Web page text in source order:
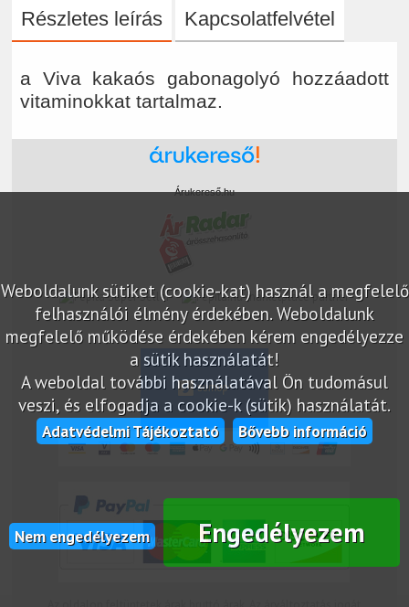
Részletes leírás Kapcsolatfelvétel
a Viva kakaós gabonagolyó hozzáadott
vitaminokkat tartalmaz.
Weboldalunk sütiket (cookie-kat) használ a megfelelő
felhasználói élmény érdekében. Weboldalunk
megfelelő működése érdekében kérem engedélyezze
a sütik használatát!
A weboldal további használatával Ön tudomásul
veszi, és elfogadja a cookie-k (sütik) használatát.
Adatvédelmi Tájékoztató Bővebb információ
Nem engedélyezem Engedélyezem
Árukereső.hu
marketplace partner